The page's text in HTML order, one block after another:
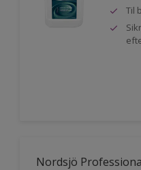
Til
Nordsjö